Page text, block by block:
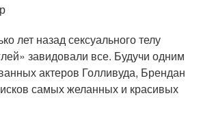
лет назад сексуального телу
завидовали все. Будучи одним
актеров Голливуда, Брендан
самых желанных и красивых